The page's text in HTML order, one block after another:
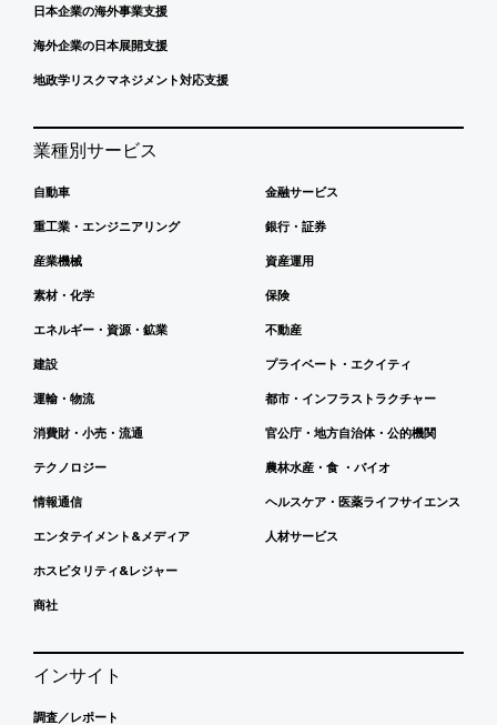
日本企業の海外事業支援
海外企業の日本展開支援
地政学リスクマネジメント対応支援
業種別サービス
自動車
重工業・エンジニアリング
産業機械
素材・化学
エネルギー・資源・鉱業
建設
運輸・物流
消費財・小売・流通
テクノロジー
情報通信
エンタテイメント&メディア
ホスピタリティ&レジャー
商社
金融サービス
銀行・証券
資産運用
保険
不動産
プライベート・エクイティ
都市・インフラストラクチャー
官公庁・地方自治体・公的機関
農林水産・食 ・バイオ
ヘルスケア・医薬ライフサイエンス
人材サービス
インサイト
調査／レポート